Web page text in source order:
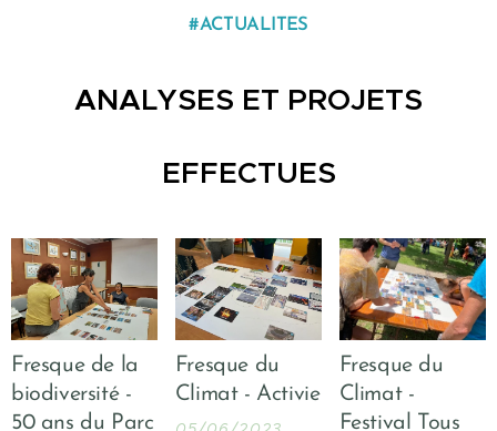
#ACTUALITES
ANALYSES ET PROJETS
EFFECTUES
Fresque de la
biodiversité -
50 ans du Parc
Fresque du
Climat - Activie
Fresque du
Climat -
Festival Tous